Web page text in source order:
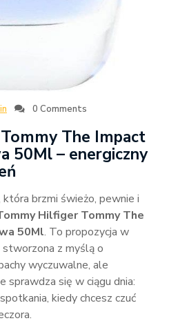
0 Comments
The Impact
50Ml – energiczny
brzmi świeżo, pewnie i
Hilfiger Tommy The
50Ml. To propozycja w
z myślą o
wyczuwalne, ale
sprawdza się w ciągu dnia:
kiedy chcesz czuć